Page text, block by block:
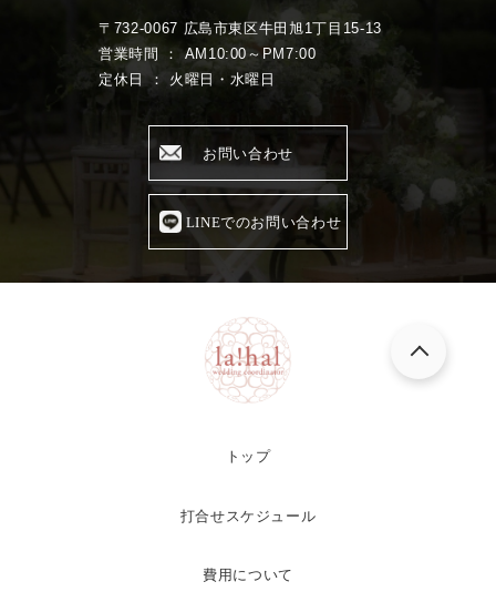
〒732-0067 広島市東区牛田旭1丁目15-13
営業時間 ： AM10:00～PM7:00
定休日 ： 火曜日・水曜日
お問い合わせ
LINEでのお問い合わせ
トップ
打合せスケジュール
費用について